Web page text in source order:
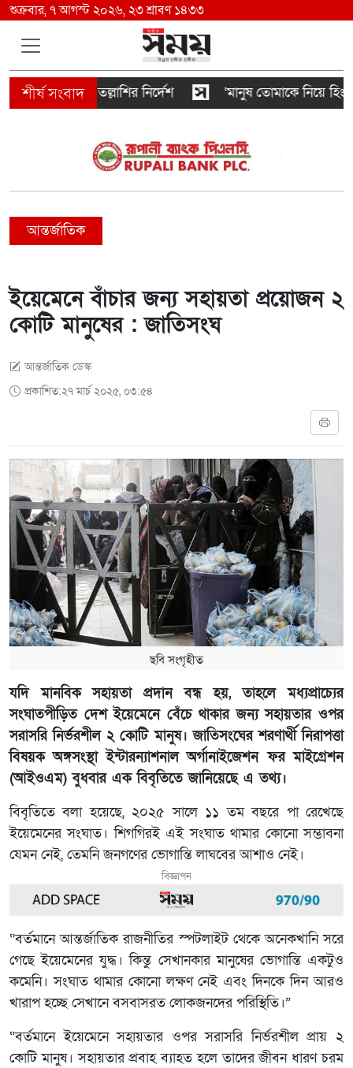
শুক্রবার, ৭ আগস্ট ২০২৬, ২৩ শ্রাবণ ১৪৩৩
সবাইকে তল্লাশির নির্দেশ ‘মানুষ তোমাকে নিয়ে হিংসা
আন্তর্জাতিক
ইয়েমেনে বাঁচার জন্য সহায়তা প্রয়োজন ২
কোটি মানুষের : জাতিসংঘ
আন্তর্জাতিক ডেস্ক
প্রকাশিত:২৭ মার্চ ২০২৫, ০৩:৫৪
ছবি সংগৃহীত
যদি মানবিক সহায়তা প্রদান বন্ধ হয়, তাহলে মধ্যপ্রাচ্যের
সংঘাতপীড়িত দেশ ইয়েমেনে বেঁচে থাকার জন্য সহায়তার ওপর
সরাসরি নির্ভরশীল ২ কোটি মানুষ। জাতিসংঘের শরণার্থী নিরাপত্তা
বিষয়ক অঙ্গসংস্থা ইন্টারন্যাশনাল অর্গানাইজেশন ফর মাইগ্রেশন
(আইওএম) বুধবার এক বিবৃতিতে জানিয়েছে এ তথ্য।
বিবৃতিতে বলা হয়েছে, ২০২৫ সালে ১১ তম বছরে পা রেখেছে
ইয়েমেনের সংঘাত। শিগগিরই এই সংঘাত থামার কোনো সম্ভাবনা
যেমন নেই, তেমনি জনগণের ভোগান্তি লাঘবের আশাও নেই।
বিজ্ঞাপন
“বর্তমানে আন্তর্জাতিক রাজনীতির স্পটলাইট থেকে অনেকখানি সরে
গেছে ইয়েমেনের যুদ্ধ। কিন্তু সেখানকার মানুষের ভোগান্তি একটুও
কমেনি। সংঘাত থামার কোনো লক্ষণ নেই এবং দিনকে দিন আরও
খারাপ হচ্ছে সেখানে বসবাসরত লোকজনদের পরিস্থিতি।”
“বর্তমানে ইয়েমেনে সহায়তার ওপর সরাসরি নির্ভরশীল প্রায় ২
কোটি মানুষ। সহায়তার প্রবাহ ব্যাহত হলে তাদের জীবন ধারণ চরম